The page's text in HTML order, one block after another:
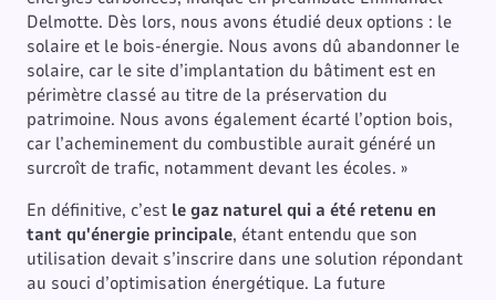
Delmotte. Dès lors, nous avons étudié deux options : le
solaire et le bois-énergie. Nous avons dû abandonner le
solaire, car le site d’implantation du bâtiment est en
périmètre classé au titre de la préservation du
patrimoine. Nous avons également écarté l’option bois,
car l’acheminement du combustible aurait généré un
surcroît de trafic, notamment devant les écoles. »
En définitive, c’est le gaz naturel qui a été retenu en
tant qu'énergie principale, étant entendu que son
utilisation devait s’inscrire dans une solution répondant
au souci d’optimisation énergétique. La future